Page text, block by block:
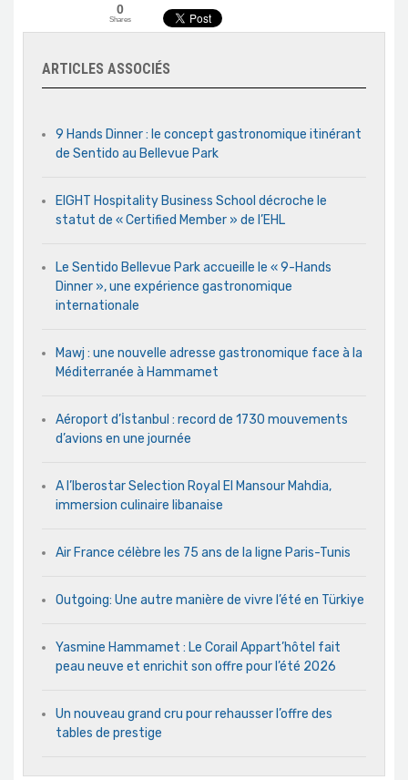
0
Shares
ARTICLES ASSOCIÉS
9 Hands Dinner : le concept gastronomique itinérant
de Sentido au Bellevue Park
EIGHT Hospitality Business School décroche le
statut de « Certified Member » de l’EHL
Le Sentido Bellevue Park accueille le « 9-Hands
Dinner », une expérience gastronomique
internationale
Mawj : une nouvelle adresse gastronomique face à la
Méditerranée à Hammamet
Aéroport d’İstanbul : record de 1730 mouvements
d’avions en une journée
A l’Iberostar Selection Royal El Mansour Mahdia,
immersion culinaire libanaise
Air France célèbre les 75 ans de la ligne Paris-Tunis
Outgoing: Une autre manière de vivre l’été en Türkiye
Yasmine Hammamet : Le Corail Appart’hôtel fait
peau neuve et enrichit son offre pour l’été 2026
Un nouveau grand cru pour rehausser l’offre des
tables de prestige